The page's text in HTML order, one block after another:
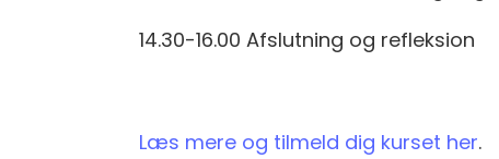
14.30-16.00 Afslutning og refleksion
Læs mere og tilmeld dig kurset her.